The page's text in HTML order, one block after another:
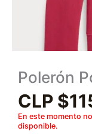
Polerón
CLP $
En este momento
disponible.